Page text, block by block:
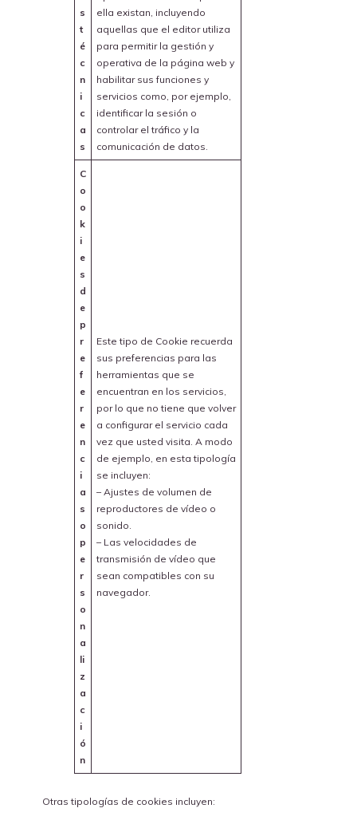
s
t
é
c
n
i
c
a
s
ella existan, incluyendo
aquellas que el editor utiliza
para permitir la gestión y
operativa de la página web y
habilitar sus funciones y
servicios como, por ejemplo,
identificar la sesión o
controlar el tráfico y la
comunicación de datos.
C
o
o
k
i
e
s
d
e
p
r
e
f
e
r
e
n
c
i
a
s
o
p
e
r
s
o
n
a
li
z
a
c
i
ó
n
Este tipo de Cookie recuerda
sus preferencias para las
herramientas que se
encuentran en los servicios,
por lo que no tiene que volver
a configurar el servicio cada
vez que usted visita. A modo
de ejemplo, en esta tipología
se incluyen:
– Ajustes de volumen de
reproductores de vídeo o
sonido.
– Las velocidades de
transmisión de vídeo que
sean compatibles con su
navegador.
Otras tipologías de cookies incluyen: